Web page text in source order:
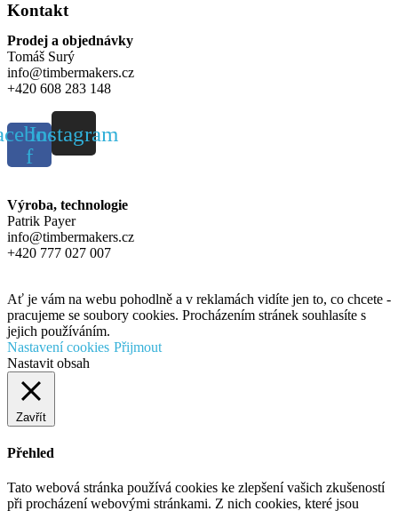
Kontakt
Prodej a objednávky
Tomáš Surý
info@timbermakers.cz
+420 608 283 148
f
Instagram
Výroba, technologie
Patrik Payer
info@timbermakers.cz
+420 777 027 007
Ať je vám na webu pohodlně a v reklamách vidíte jen to, co chcete -
pracujeme se soubory cookies. Procházením stránek souhlasíte s
jejich používáním.
Nastavení cookies Přijmout
Nastavit obsah
Zavřít
Přehled
Tato webová stránka používá cookies ke zlepšení vašich zkušeností
při procházení webovými stránkami. Z nich cookies, které jsou